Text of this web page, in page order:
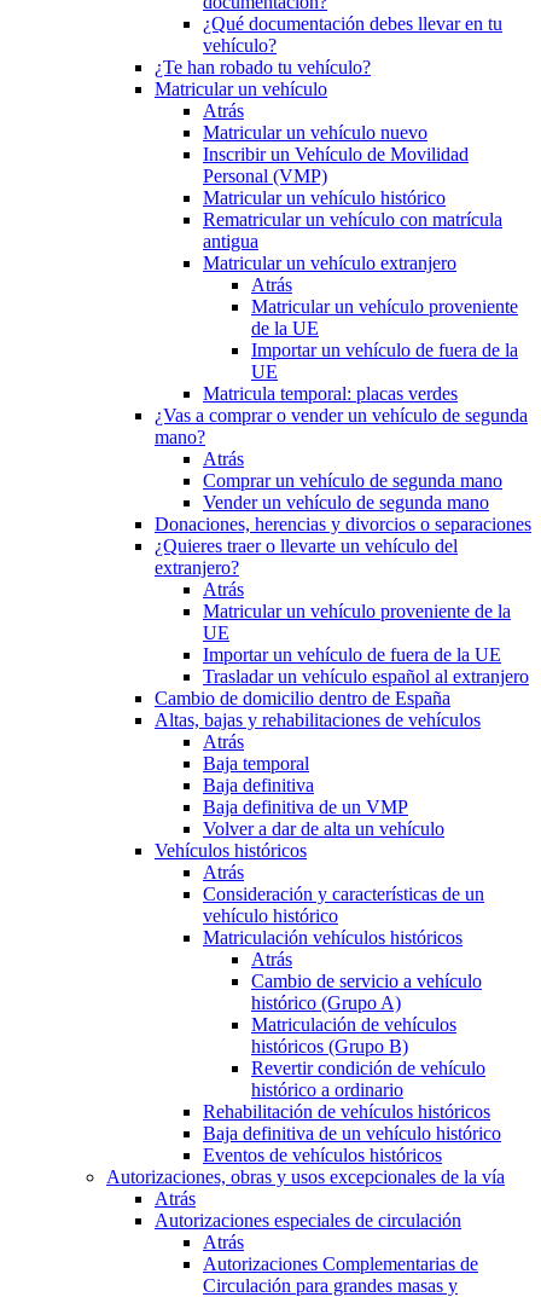
¿Qué documentación debes llevar en tu
vehículo?
¿Te han robado tu vehículo?
Matricular un vehículo
Atrás
Matricular un vehículo nuevo
Inscribir un Vehículo de Movilidad
Personal (VMP)
Matricular un vehículo histórico
Rematricular un vehículo con matrícula
antigua
Matricular un vehículo extranjero
Atrás
Matricular un vehículo proveniente
de la UE
Importar un vehículo de fuera de la
UE
Matricula temporal: placas verdes
¿Vas a comprar o vender un vehículo de segunda
mano?
Atrás
Comprar un vehículo de segunda mano
Vender un vehículo de segunda mano
Donaciones, herencias y divorcios o separaciones
¿Quieres traer o llevarte un vehículo del
extranjero?
Atrás
Matricular un vehículo proveniente de la
UE
Importar un vehículo de fuera de la UE
Trasladar un vehículo español al extranjero
Cambio de domicilio dentro de España
Altas, bajas y rehabilitaciones de vehículos
Atrás
Baja temporal
Baja definitiva
Baja definitiva de un VMP
Volver a dar de alta un vehículo
Vehículos históricos
Atrás
Consideración y características de un
vehículo histórico
Matriculación vehículos históricos
Atrás
Cambio de servicio a vehículo
histórico (Grupo A)
Matriculación de vehículos
históricos (Grupo B)
Revertir condición de vehículo
histórico a ordinario
Rehabilitación de vehículos históricos
Baja definitiva de un vehículo histórico
Eventos de vehículos históricos
Autorizaciones, obras y usos excepcionales de la vía
Atrás
Autorizaciones especiales de circulación
Atrás
Autorizaciones Complementarias de
Circulación para grandes masas y